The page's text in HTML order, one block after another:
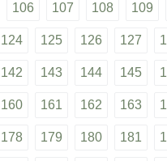
106 107 108 109
124 125 126 127
142 143 144 145
160 161 162 163
178 179 180 181